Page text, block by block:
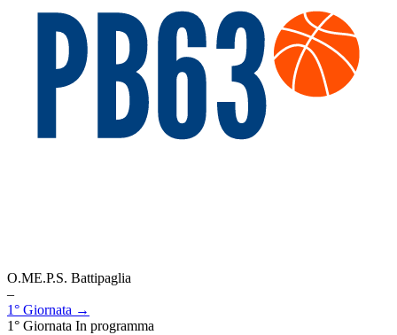
O.ME.P.S. Battipaglia
–
1° Giornata →
1° Giornata In programma